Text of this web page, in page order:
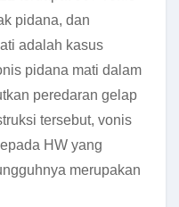
pidana, dan
adalah kasus
pidana mati dalam
peredaran gelap
tersebut, vonis
HW yang
merupakan